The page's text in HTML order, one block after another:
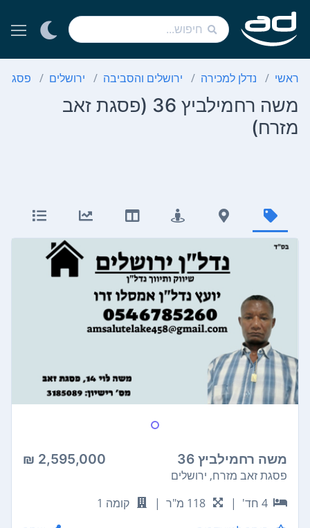
ראשי נדלן למכירה ירושלים והסביבה ירושלים פסגת
משה רחמילביץ 36 (פסגת זאב
מזרח)
משה רחמילביץ 36 2,595,000 ₪
פסגת זאב מזרח, ירושלים
4 חד'
| 118 מ"ר |
קומה 1